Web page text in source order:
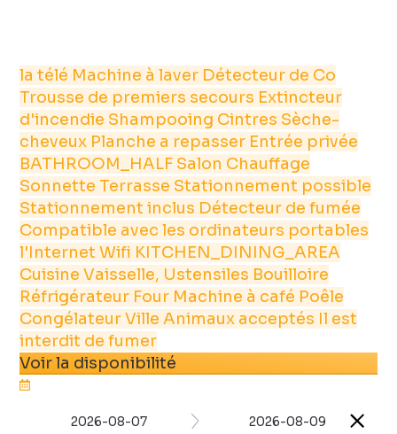
la télé Machine à laver Détecteur de Co
Trousse de premiers secours Extincteur
d'incendie Shampooing Cintres Sèche-
cheveux Planche a repasser Entrée privée
BATHROOM_HALF Salon Chauffage
Sonnette Terrasse Stationnement possible
Stationnement inclus Détecteur de fumée
Compatible avec les ordinateurs portables
l'InternetWifi KITCHEN_DINING_AREA
CuisineVaisselle, Ustensiles Bouilloire
Réfrigérateur Four Machine à café Poêle
CongélateurVilleAnimaux acceptés Il est
interdit de fumer
Voir la disponibilité
2026-08-07 2026-08-09